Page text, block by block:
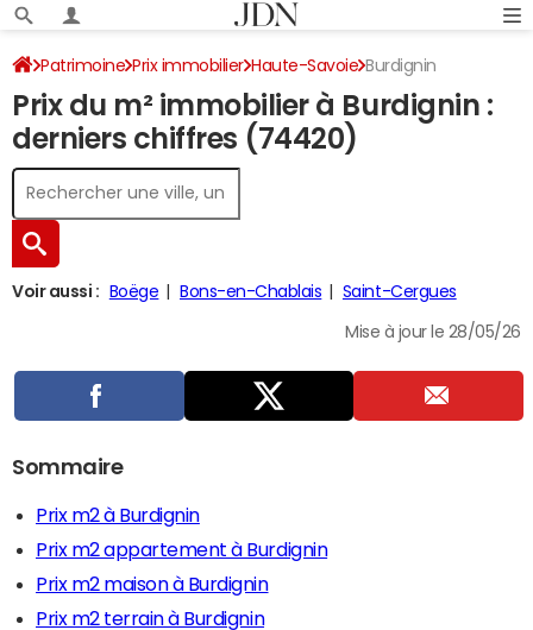
Patrimoine Prix immobilier Haute-Savoie Burdignin
Prix du m² immobilier à Burdignin :
derniers chiffres (74420)
Voir aussi : Boëge Bons-en-Chablais Saint-Cergues
Mise à jour le 28/05/26
Sommaire
Prix m2 à Burdignin
Prix m2 appartement à Burdignin
Prix m2 maison à Burdignin
Prix m2 terrain à Burdignin